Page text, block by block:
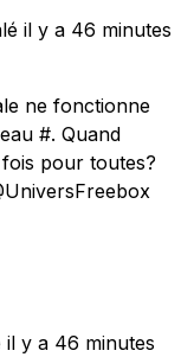
il y a 46 minutes
ne fonctionne
#. Quand
pour toutes?
il y a 46 minutes